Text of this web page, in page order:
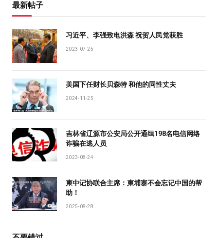
最新帖子
习近平、李强致电洪森 祝贺人民党获胜
2023-07-25
美国下任财长贝森特 和他的同性丈夫
2024-11-25
吉林省辽源市公安局公开通缉198名电信网络
诈骗在逃人员
2023-08-24
柬中记协联合主席：柬埔寨不会忘记中国的帮
助！
2025-08-28